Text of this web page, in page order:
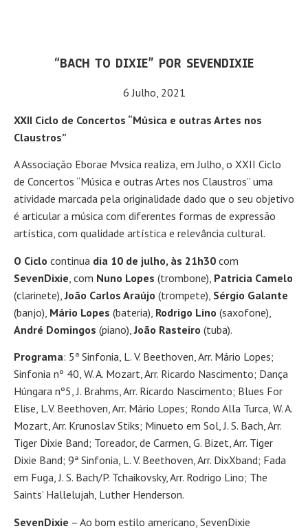
“BACH TO DIXIE” POR SEVENDIXIE
6 Julho, 2021
XXII Ciclo de Concertos “Música e outras Artes nos
Claustros”
A Associação Eborae Mvsica realiza, em Julho, o XXII Ciclo
de Concertos “Música e outras Artes nos Claustros” uma
atividade marcada pela originalidade dado que o seu objetivo
é articular a música com diferentes formas de expressão
artística, com qualidade artística e relevância cultural.
O Ciclo continua dia 10 de julho, às 21h30 com
SevenDixie , com Nuno Lopes (trombone), Patricia Camelo
(clarinete),João Carlos Araújo (trompete), Sérgio Galante
(banjo), Mário Lopes (bateria), Rodrigo Lino (saxofone),
André Domingos (piano),João Rasteiro (tuba).
Programa: 5ª Sinfonia, L. V. Beethoven, Arr. Mário Lopes;
Sinfonia nº 40, W. A. Mozart, Arr. Ricardo Nascimento; Dança
Húngara nº5, J. Brahms, Arr. Ricardo Nascimento; Blues For
Elise, L.V. Beethoven, Arr. Mário Lopes; Rondo Alla Turca, W. A.
Mozart, Arr. Krunoslav Stiks; Minueto em Sol, J. S. Bach, Arr.
Tiger Dixie Band; Toreador, de Carmen, G. Bizet, Arr. Tiger
Dixie Band; 9ª Sinfonia, L. V. Beethoven, Arr. DixXband; Fada
em Fuga, J. S. Bach/P. Tchaikovsky, Arr. Rodrigo Lino; The
Saints’ Hallelujah, Luther Henderson.
SevenDixie – Ao bom estilo americano, SevenDixie